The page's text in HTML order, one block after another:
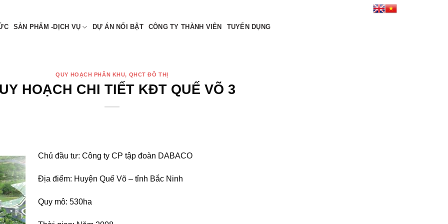
SẢN PHẨM -DỊCH VỤ DỰ ÁN NỔI BẬT CÔNG TY THÀNH VIÊN TUYỂN DỤNG
QUY HOẠCH PHÂN KHU, QHCT ĐÔ THỊ
HOẠCH CHI TIẾT KĐT QUẾ VÕ 3
Chủ đầu tư: Công ty CP tập đoàn DABACO
Địa điểm: Huyện Quế Võ – tỉnh Bắc Ninh
Quy mô: 530ha